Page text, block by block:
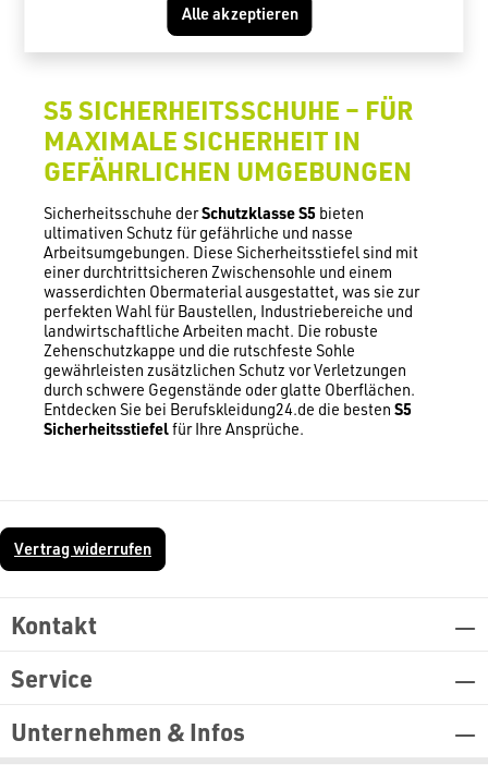
S5 SICHERHEITSSCHUHE – FÜR
MAXIMALE SICHERHEIT IN
GEFÄHRLICHEN UMGEBUNGEN
Sicherheitsschuhe derSchutzklasseS5 bieten
ultimativen Schutz für gefährliche und nasse
Arbeitsumgebungen. Diese Sicherheitsstiefel sind mit
einer durchtrittsicheren Zwischensohle und einem
wasserdichten Obermaterial ausgestattet, was sie zur
perfekten Wahl für Baustellen, Industriebereiche und
landwirtschaftliche Arbeiten macht. Die robuste
Zehenschutzkappe und die rutschfeste Sohle
gewährleisten zusätzlichen Schutz vor Verletzungen
durch schwere Gegenstände oder glatte Oberflächen.
Entdecken Sie bei Berufskleidung24.de die besten S5
Sicherheitsstiefelfür Ihre Ansprüche.
Vertrag widerrufen
Kontakt
Service
Unternehmen & Infos
Alle akzeptieren